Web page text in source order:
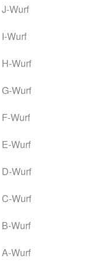
J-Wurf
I-Wurf
H-Wurf
G-Wurf
F-Wurf
E-Wurf
D-Wurf
C-Wurf
B-Wurf
A-Wurf